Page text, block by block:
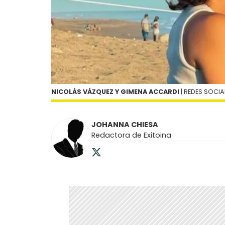
NICOLÁS VÁZQUEZ Y GIMENA ACCARDI | REDES
JOHANNA CHIESA
Redactora de Exitoina